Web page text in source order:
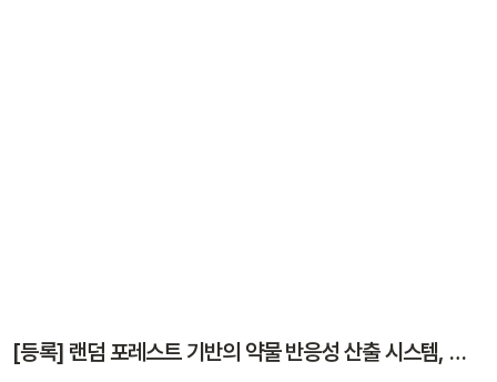
[등록] 랜덤 포레스트 기반의 약물 반응성 산출 시스템, 약물 반응성 산출 방법, 및 컴퓨터 프로그램